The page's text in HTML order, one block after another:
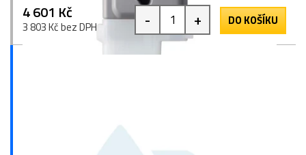
4 601 Kč
3 803 Kč bez DPH - + DO KOŠÍKU